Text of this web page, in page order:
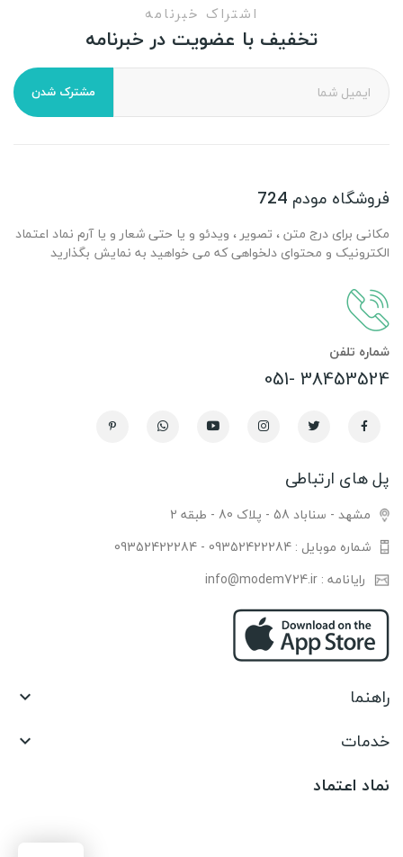
اشتراک خبرنامه
تخفیف با عضویت در خبرنامه
مشترک شدن
فروشگاه مودم 724
مکانی برای درج متن ، تصویر ، ویدئو و یا حتی شعار و یا آرم نماد اعتماد
الکترونیک و محتوای دلخواهی که می خواهید به نمایش بگذارید
شماره تلفن
38453524 -051
پل های ارتباطی
مشهد - سناباد 58 - پلاک 80 - طبقه 2
شماره موبایل : 09352422284 - 09352422284
رایانامه : info@modem724.ir
راهنما 
خدمات 
نماد اعتماد